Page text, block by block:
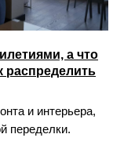
а что
распределить
и интерьера,
переделки.